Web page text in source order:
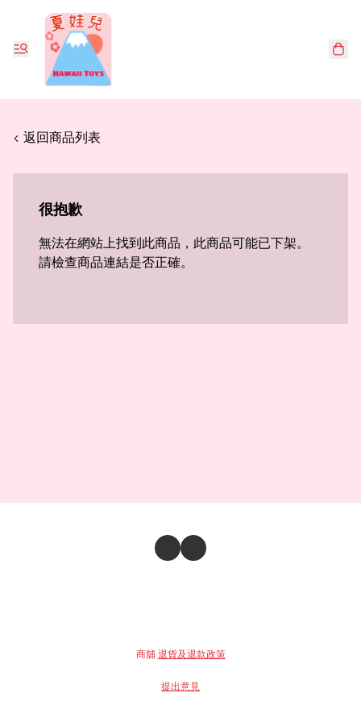
< 返回商品列表
很抱歉
無法在網站上找到此商品，此商品可能已下架。
請檢查商品連結是否正確。
商舖 退貨及退款政策
提出意見